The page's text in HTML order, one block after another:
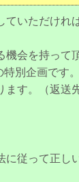
ていただけれ
機会を持って
特別企画です
ます。（返送
に従って正し